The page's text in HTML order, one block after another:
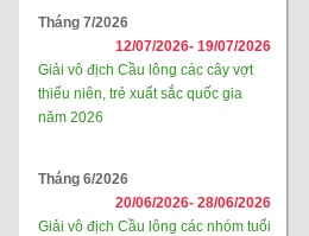
Tháng 7/2026
12/07/2026- 19/07/2026
Giải vô địch Cầu lông các cây vợt
thiếu niên, trẻ xuất sắc quốc gia
năm 2026
Tháng 6/2026
20/06/2026- 28/06/2026
Giải vô địch Cầu lông các nhóm tuổi